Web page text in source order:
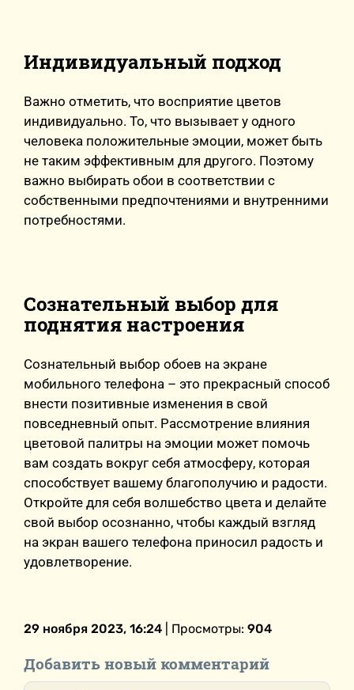
Индивидуальный подход
Важно отметить, что восприятие цветов
индивидуально. То, что вызывает у одного
человека положительные эмоции, может быть
не таким эффективным для другого. Поэтому
важно выбирать обои в соответствии с
собственными предпочтениями и внутренними
потребностями.
Сознательный выбор для
поднятия настроения
Сознательный выбор обоев на экране
мобильного телефона – это прекрасный способ
внести позитивные изменения в свой
повседневный опыт. Рассмотрение влияния
цветовой палитры на эмоции может помочь
вам создать вокруг себя атмосферу, которая
способствует вашему благополучию и радости.
Откройте для себя волшебство цвета и делайте
свой выбор осознанно, чтобы каждый взгляд
на экран вашего телефона приносил радость и
удовлетворение.
29 ноября 2023, 16:24 | Просмотры: 904
Добавить новый комментарий